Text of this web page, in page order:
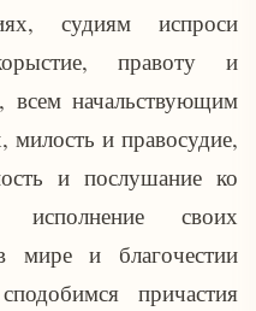
судиям испроси
правоту и
всем начальствующим
и правосудие,
и послушание ко
своих
мире и благочестии
причастия